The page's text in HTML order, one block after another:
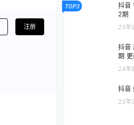
注册
TOP3
抖音
2期
23年
抖音
期
24年
抖音
23年